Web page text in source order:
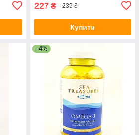
227 ₴ 239 ₴
Купити
–4%